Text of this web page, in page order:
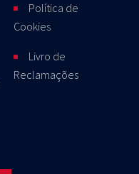
Política de
Cookies
Livro de
Reclamações